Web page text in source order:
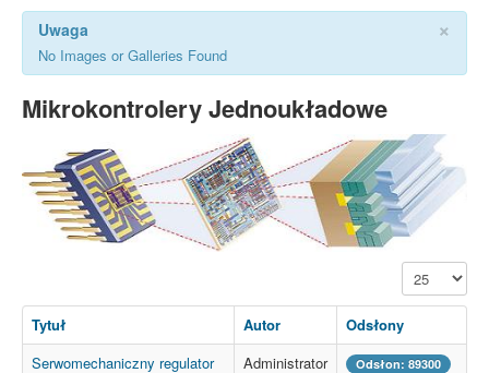
×
Uwaga
No Images or Galleries Found
Mikrokontrolery Jednoukładowe
Pokaż #
Tytuł Autor
Odsłony
Serwomechaniczny regulator
Administrator Odsłon: 89300